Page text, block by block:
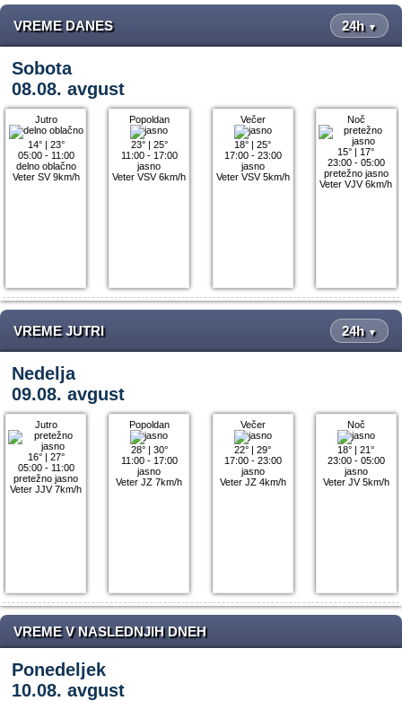
VREME DANES 24h ▼
Sobota
08.08. avgust
Jutro
14°| 23°
05:00 - 11:00
delno oblačno
Veter SV 9km/h
Popoldan
23°| 25°
11:00 - 17:00
jasno
Veter VSV 6km/h
Večer
18° |25°
17:00 - 23:00
jasno
Veter VSV 5km/h
Noč
15° | 17°
23:00 - 05:00
pretežno jasno
Veter VJV 6km/h
VREME JUTRI 24h ▼
Nedelja
09.08. avgust
Jutro
16°| 27°
05:00 - 11:00
pretežno jasno
Veter JJV 7km/h
Popoldan
28°| 30°
11:00 - 17:00
jasno
Veter JZ 7km/h
Večer
22° |29°
17:00 - 23:00
jasno
Veter JZ 4km/h
Noč
18° |21°
23:00 - 05:00
jasno
Veter JV 5km/h
VREME V NASLEDNJIH DNEH
Ponedeljek
10.08. avgust